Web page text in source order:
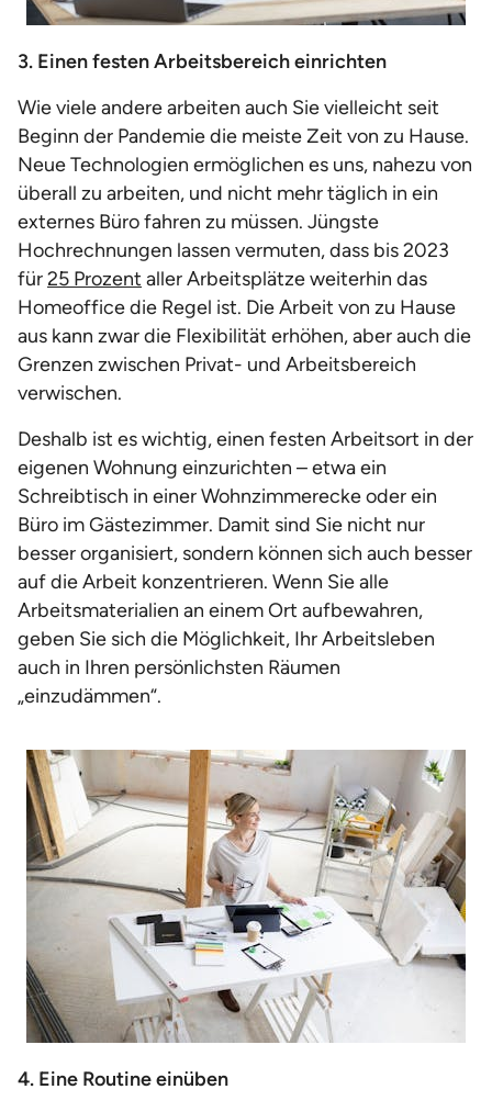
3. Einen festen Arbeitsbereich einrichten
Wie viele andere arbeiten auch Sie vielleicht seit
Beginn der Pandemie die meiste Zeit von zu Hause.
Neue Technologien ermöglichen es uns, nahezu von
überall zu arbeiten, und nicht mehr täglich in ein
externes Büro fahren zu müssen. Jüngste
Hochrechnungen lassen vermuten, dass bis 2023
für25 Prozent aller Arbeitsplätze weiterhin das
Homeoffice die Regel ist. Die Arbeit von zu Hause
aus kann zwar die Flexibilität erhöhen, aber auch die
Grenzen zwischen Privat- und Arbeitsbereich
verwischen.
Deshalb ist es wichtig, einen festen Arbeitsort in der
eigenen Wohnung einzurichten – etwa ein
Schreibtisch in einer Wohnzimmerecke oder ein
Büro im Gästezimmer. Damit sind Sie nicht nur
besser organisiert, sondern können sich auch besser
auf die Arbeit konzentrieren. Wenn Sie alle
Arbeitsmaterialien an einem Ort aufbewahren,
geben Sie sich die Möglichkeit, Ihr Arbeitsleben
auch in Ihren persönlichsten Räumen
„einzudämmen“.
4. Eine Routine einüben